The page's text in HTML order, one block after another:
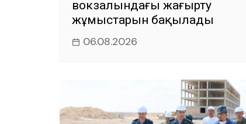
вокзалындағы жаңғырту
жұмыстарын бақылады
06.08.2026